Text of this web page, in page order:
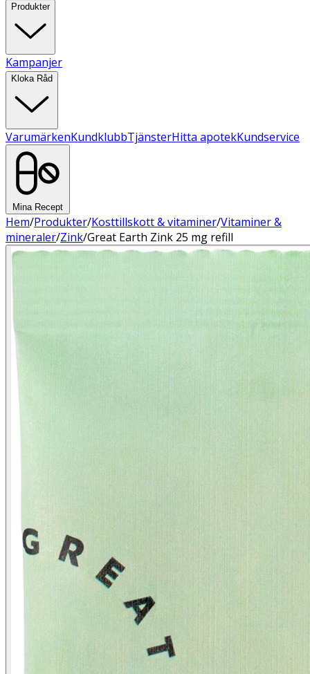
Produkter
Kampanjer
Kloka Råd
VarumärkenKundklubbTjänsterHitta apotekKundservice
Mina Recept
Hem/Produkter/Kosttillskott & vitaminer/Vitaminer &
mineraler/Zink/Great Earth Zink 25 mg refill